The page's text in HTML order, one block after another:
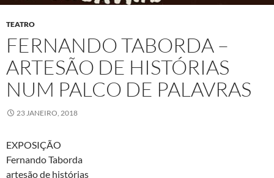
TEATRO
FERNANDO TABORDA –
ARTESÃO DE HISTÓRIAS
NUM PALCO DE PALAVRAS
23 JANEIRO, 2018
EXPOSIÇÃO
Fernando Taborda
artesão de histórias